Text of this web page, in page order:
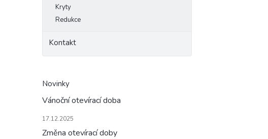
Kryty
Redukce
Kontakt
Novinky
Vánoční otevírací doba
17.12.2025
Změna otevírací doby